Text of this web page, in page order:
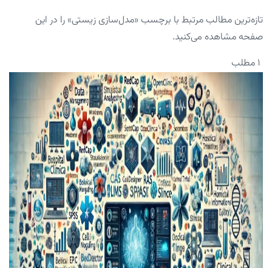
تازه‌ترین مطالب مرتبط با برچسب «مدل‌سازی زیستی» را در این
صفحه مشاهده می‌کنید.
۱ مطلب